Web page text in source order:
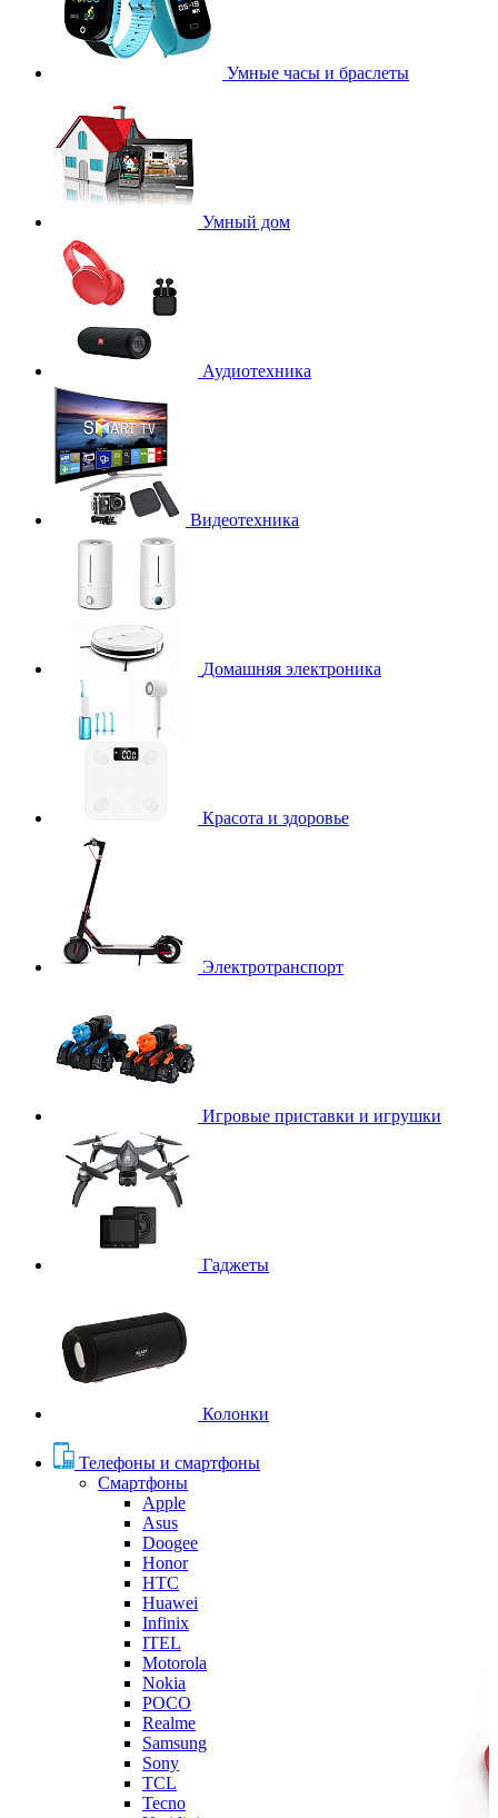
Умные часы и браслеты
Умный дом
Аудиотехника
Видеотехника
Домашняя электроника
Красота и здоровье
Электротранспорт
Игровые приставки и игрушки
Гаджеты
Колонки
Телефоны и смартфоны
Смартфоны
Apple
Asus
Doogee
Honor
HTC
Huawei
Infinix
ITEL
Motorola
Nokia
POCO
Realme
Samsung
Sony
TCL
Tecno